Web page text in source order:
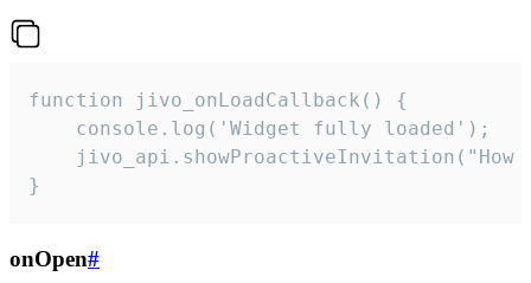
function jivo_onLoadCallback() {
    console.log('Widget fully loaded');
jivo_api.showProactiveInvitation("How
}
onOpen#